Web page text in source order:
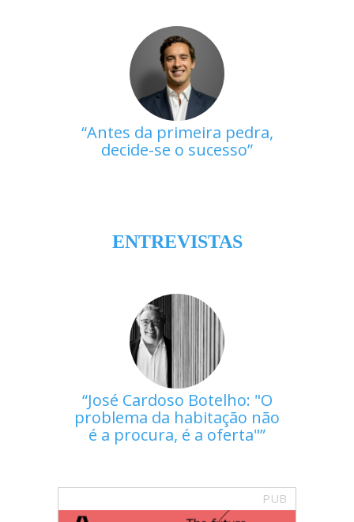
Antes da primeira pedra,
decide-se o sucesso
ENTREVISTAS
José Cardoso Botelho: "O
problema da habitação não
é a procura, é a oferta"
PUB